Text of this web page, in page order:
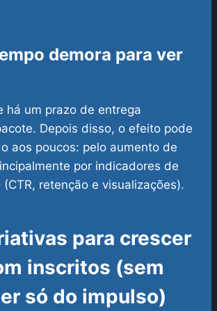
demora para ver
há um prazo de entrega
Depois disso, o efeito pode
aos poucos: pelo aumento de
por indicadores de
retenção e visualizações).
para crescer
inscritos (sem
só do impulso)